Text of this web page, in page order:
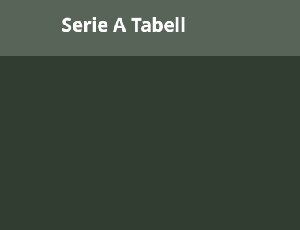
Serie A Tabell